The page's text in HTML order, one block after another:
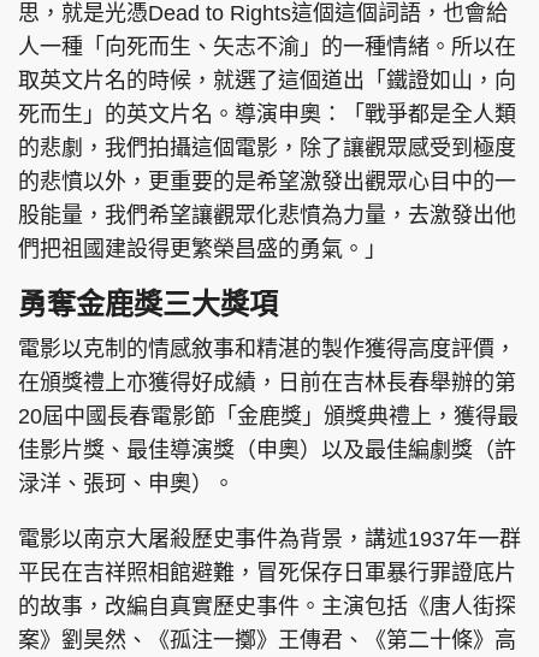
關於我們
聯絡我們
隱私政策聲明
使用條款
版權及免責聲明
©Eastweek.com.hk. All rights reserved.
思，就是光憑Dead to Rights這個這個詞語，也會給
人一種「向死而生、矢志不渝」的一種情緒。所以在
取英文片名的時候，就選了這個道出「鐵證如山，向
死而生」的英文片名。導演申奧：「戰爭都是全人類
的悲劇，我們拍攝這個電影，除了讓觀眾感受到極度
的悲憤以外，更重要的是希望激發出觀眾心目中的一
股能量，我們希望讓觀眾化悲憤為力量，去激發出他
們把祖國建設得更繁榮昌盛的勇氣。」
勇奪金鹿獎三大獎項
電影以克制的情感敘事和精湛的製作獲得高度評價，
在頒獎禮上亦獲得好成績，日前在吉林長春舉辦的第
20屆中國長春電影節「金鹿獎」頒獎典禮上，獲得最
佳影片獎、最佳導演獎（申奧）以及最佳編劇獎（許
渌洋、張珂、申奧）。
電影以南京大屠殺歷史事件為背景，講述1937年一群
平民在吉祥照相館避難，冒死保存日軍暴行罪證底片
的故事，改編自真實歷史事件。主演包括《唐人街探
案》劉昊然、《孤注一擲》王傳君、《第二十條》高